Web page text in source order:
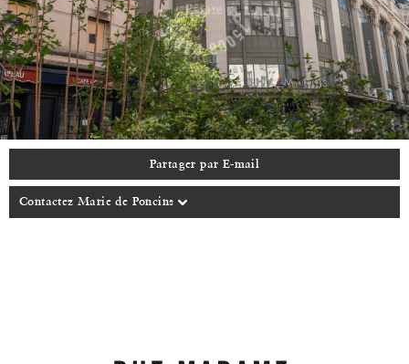
Partager par E-mail
Contactez Marie de Poncins